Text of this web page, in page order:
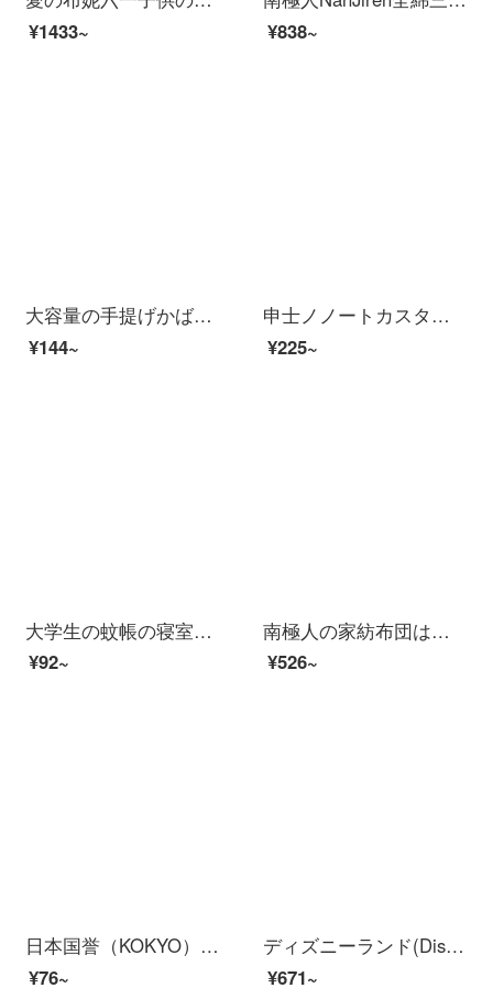
¥1433~
¥838~
大容量の手提げかばんと手提げ袋、小学生は美術補習で中学生の漫画を包みます。可愛い韓国版の文芸児童男女は簡単に本を入れて袋のキャンバスを収納します。美味しい果物-ピンク
¥144~
申士ノノートカスタマイズa 5皮革プリントの表紙捺印簡単事務メモ帳ビジネスb 5厚い業務メモ帳会議本はペン文房具のオフィス用品の深い青色B 5を挿すことができます。
¥225~
大学生の蚊帳の寝室の寮は1 m/1.2 mのシングルベッドの上に下段の男性を敷いて、1.5 mの家庭用ファスナーのタイプは白色の1.4高1.0 m(3.3フィート)ベッドを覆っています。
¥92~
南極人の家紡布団は冬は夏に使えます。冬はシングル学生寮の保温カバーで1.5メートル1.8メートルの春と秋の綿を芯の深灰（立体モデル）に150×200 cm（1.8斤の夏は水洗いできます。）
¥526~
日本国誉（KOKYO）学生用文具猫・携帯小型点々テープ貼付テープ本体8 m*6 mm紫粉WSG-DM 2 M 45-06 VP
¥76~
ディズニーランド(Dispney)小学生カバン女子中学生カバン子供1-3-6学年のレジャーはアリス姫の通気性を減らします。
¥671~